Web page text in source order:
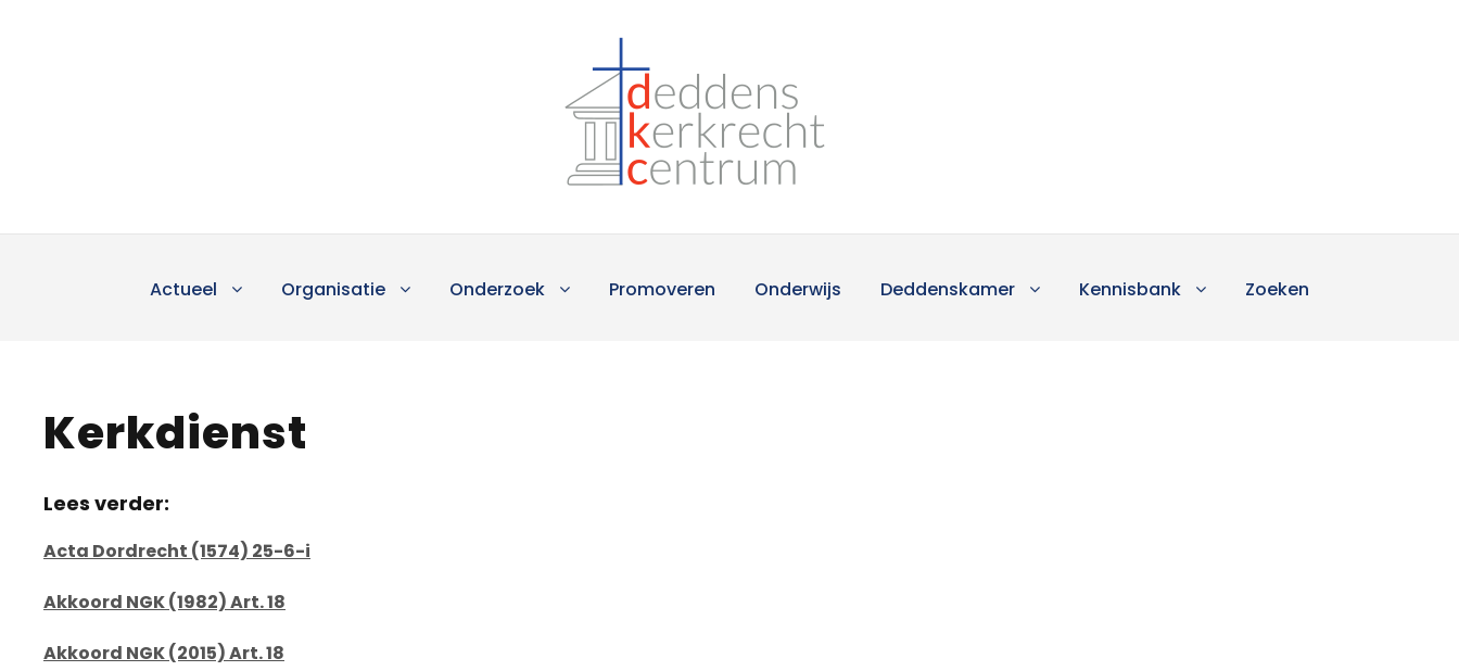
Actueel Organisatie Onderzoek Promoveren Onderwijs Deddenskamer Kennisbank Zoeken
Kerkdienst
Lees verder:
Acta Dordrecht (1574) 25-6-i
Akkoord NGK (1982) Art. 18
Akkoord NGK (2015) Art. 18